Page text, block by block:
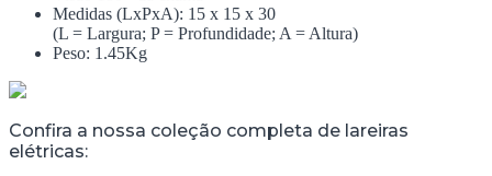
Medidas (LxPxA): 15 x 15 x 30
(L = Largura; P = Profundidade; A = Altura)
Peso: 1.45Kg
Confira a nossa coleção completa de lareiras
elétricas: